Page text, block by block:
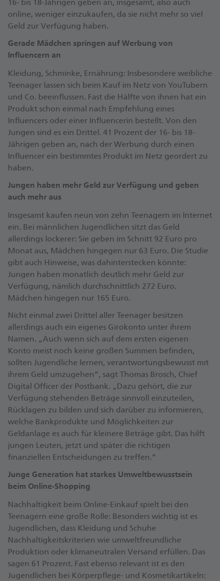
16- bis 18-Jährigen geben an, insgesamt, also auch
online, weniger einzukaufen, da sie nicht mehr so viel
Geld zur Verfügung haben.
Gerade Mädchen springen auf Werbung von
Influencern an
Kleidung, Schminke, Ernährung: Insbesondere weibliche
Teenager lassen sich beim Kauf im Netz von YouTubern
und Co. beeinflussen. Fast die Hälfte von ihnen hat ein
Produkt schon einmal nach Empfehlung eines
Influencers oder einer Influencerin bestellt. Von den
Jungen sind es ein Drittel. 41 Prozent der 16- bis 18-
Jährigen geben an, nach der Werbung durch einen
Influencer ein bestimmtes Produkt im Netz geordert zu
haben.
Jungen haben mehr Geld zur Verfügung und geben
auch mehr aus
Insgesamt kaufen neun von zehn Teenagern im Internet
ein. Bei männlichen Jugendlichen sitzt das Geld
allerdings lockerer: Sie geben im Schnitt 92 Euro pro
Monat aus, Mädchen hingegen nur 63 Euro. Die Studie
gibt auch Hinweise, was dahinterstecken könnte:
Jungen haben monatlich deutlich mehr Geld zur
Verfügung, nämlich durchschnittlich 272 Euro.
Mädchen hingegen nur 165 Euro.
Nicht einmal zwei Drittel aller Teenager besitzen
allerdings auch ein eigenes Girokonto unter ihrem
Namen. „Auch wenn sich auf dem ersten eigenen
Konto meist noch keine großen Summen befinden,
sollten Jugendliche lernen, verantwortungsbewusst mit
ihrem Geld umzugehen“, sagt Thomas Brosch, Chief
Digital Officer der Postbank. „Dazu gehört, die zur
Verfügung stehenden Beträge sinnvoll einzuteilen,
Rücklagen zu bilden und sich darüber zu informieren,
welche Bankprodukte und Möglichkeiten zur
Geldanlage es auch für kleinere Beträge gibt. Das hilft
jungen Leuten, jetzt und später die richtigen
finanziellen Entscheidungen zu treffen.“
Junge Generation hat starkes Umweltbewusstsein
beim Online-Shopping
Nachhaltigkeit beim Online-Einkauf spielt bei den
Teenagern eine große Rolle: Besonders wichtig ist es
Jugendlichen, dass Kleidung und Schuhe
Nachhaltigkeitskriterien wie umweltfreundliche
Produktion oder klimaneutralen Versand erfüllen. Das
sagen 61 Prozent. Fast ebenso relevant ist es den
Jugendlichen bei Körperpflege- und Kosmetikartikeln: